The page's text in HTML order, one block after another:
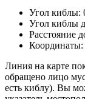
Угол киблы:
Угол киблы
Расстояние
Координаты:
Линия на карте
обращено лицо
есть киблу). Вы